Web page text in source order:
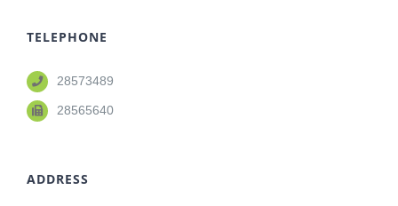
TELEPHONE
28573489
28565640
ADDRESS